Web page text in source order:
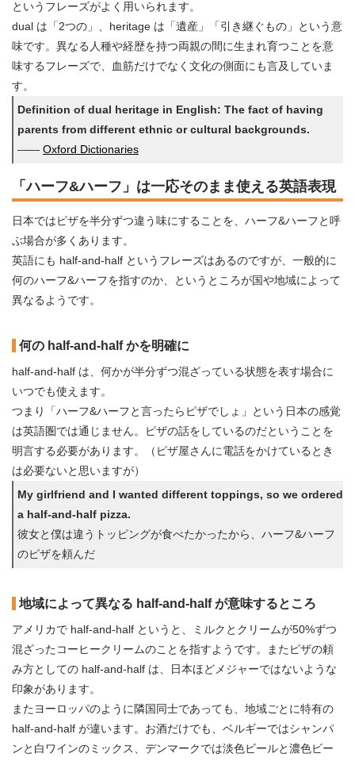
というフレーズがよく用いられます。
dual は「2つの」、heritage は「遺産」「引き継ぐもの」という意
味です。異なる人種や経歴を持つ両親の間に生まれ育つことを意
味するフレーズで、血筋だけでなく文化の側面にも言及していま
す。
Definition of dual heritage in English: The fact of having
parents from different ethnic or cultural backgrounds.
―― Oxford Dictionaries
「ハーフ&ハーフ」は一応そのまま使える英語表現
日本ではピザを半分ずつ違う味にすることを、ハーフ&ハーフと呼
ぶ場合が多くあります。
英語にも half-and-half というフレーズはあるのですが、一般的に
何のハーフ&ハーフを指すのか、というところが国や地域によって
異なるようです。
何の half-and-half かを明確に
half-and-half は、何かが半分ずつ混ざっている状態を表す場合に
いつでも使えます。
つまり「ハーフ&ハーフと言ったらピザでしょ」という日本の感覚
は英語圏では通じません。ピザの話をしているのだということを
明言する必要があります。（ピザ屋さんに電話をかけているとき
は必要ないと思いますが）
My girlfriend and I wanted different toppings, so we ordered
a half-and-half pizza.
彼女と僕は違うトッピングが食べたかったから、ハーフ&ハーフ
のピザを頼んだ
地域によって異なる half-and-half が意味するところ
アメリカで half-and-half というと、ミルクとクリームが50%ずつ
混ざったコーヒークリームのことを指すようです。またピザの頼
み方としての half-and-half は、日本ほどメジャーではないような
印象があります。
またヨーロッパのように隣国同士であっても、地域ごとに特有の
half-and-half が違います。お酒だけでも、ベルギーではシャンパ
ンと白ワインのミックス、デンマークでは淡色ビールと濃色ビー